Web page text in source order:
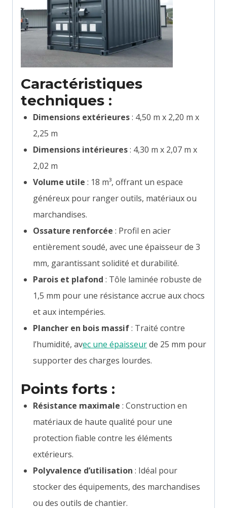
Caractéristiques
techniques :
Dimensions extérieures: 4,50 m x 2,20 m x
2,25 m
Dimensions intérieures: 4,30 m x 2,07 m x
2,02 m
Volume utile : 18 m³, offrant un espace
généreux pour ranger outils, matériaux ou
marchandises.
Ossature renforcée : Profil en acier
entièrement soudé, avec une épaisseur de 3
mm, garantissant solidité et durabilité.
Parois et plafond : Tôle laminée robuste de
1,5 mm pour une résistance accrue aux chocs
et aux intempéries.
Plancher en bois massif: Traité contre
l’humidité, avec une épaisseurde 25 mm pour
supporter des charges lourdes.
Points forts :
Résistance maximale : Construction en
matériaux de haute qualité pour une
protection fiable contre les éléments
extérieurs.
Polyvalence d’utilisation : Idéal pour
stocker des équipements, des marchandises
ou des outils de chantier.